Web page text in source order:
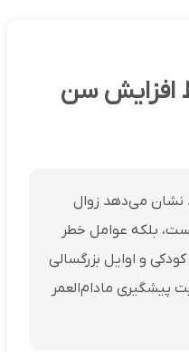
افزایش سن
نشان می‌دهد زوال
بلکه عوامل خطر
و اوایل بزرگسالی
پیشگیری مادام‌العمر